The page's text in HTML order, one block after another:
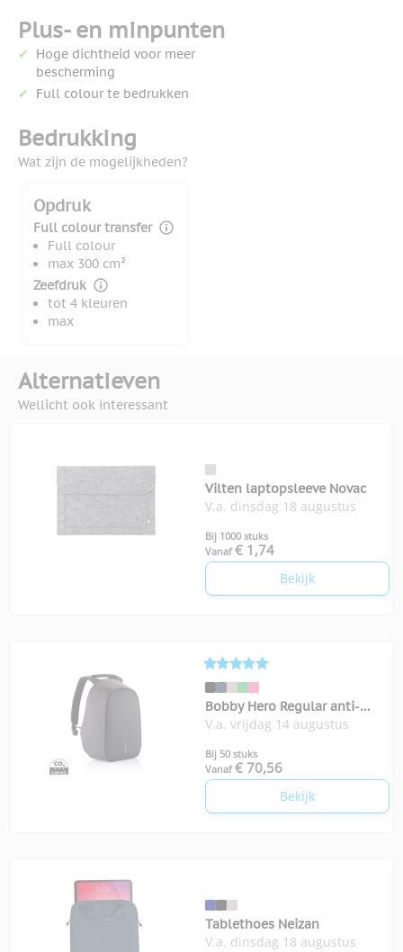
Plus- en minpunten
Hoge dichtheid voor meer
bescherming
Full colour te bedrukken
Bedrukking
Wat zijn de mogelijkheden?
Opdruk
Full colour transfer
Full colour
max 300 cm²
Zeefdruk
tot 4 kleuren
max
Alternatieven
Wellicht ook interessant
Vilten laptopsleeve Novac
V.a. dinsdag 18 augustus
Bij 1000 stuks
Vanaf € 1,74
Bekijk
Bobby Hero Regular anti-
diefstal rugzak
V.a. vrijdag 14 augustus
Bij 50 stuks
Vanaf € 70,56
Bekijk
Tablethoes Neizan
V.a. dinsdag 18 augustus